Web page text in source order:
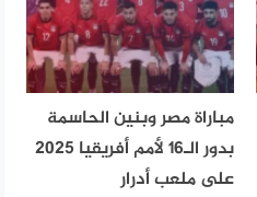
مباراة مصر وبنين الحاسمة
بدور الـ16 لأمم أفريقيا 2025
على ملعب أدرار